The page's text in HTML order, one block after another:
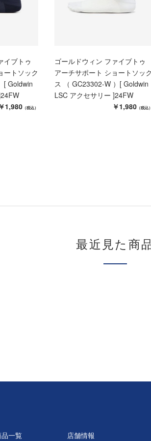
イブトゥ
ートソック
[ Goldwin
￥1,980 （税込）
ゴールドウィン ファイブトゥ
アーチサポート ショートソック
ス （ GC23302-W ）[ Goldwin
LSC アクセサリー ]24FW
￥1,980 （税込）
最近見た商
一覧 店舗情報